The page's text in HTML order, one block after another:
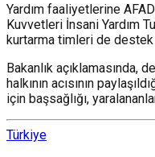
Yardım faaliyetlerine
Kuvvetleri İnsani Yardım
kurtarma timleri de
Bakanlık açıklamasında,
halkının acısının
için başsağlığı,
Türkiye